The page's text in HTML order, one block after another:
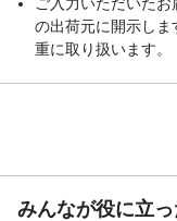
の出荷元に開示し
重に取り扱います。
みんなが役に立